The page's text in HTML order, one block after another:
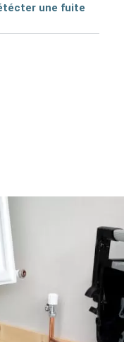
une fuite